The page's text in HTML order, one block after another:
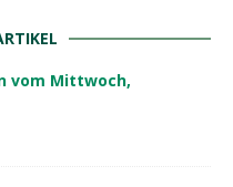
vom Mittwoch,